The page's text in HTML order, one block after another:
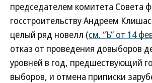
председателем комитета Совета
госстроительству Андреем
целый ряд новелл (см. “Ъ” от 14
отказ от проведения довыборов
уровней в год, предшествующий
выборов, и отмена приписки